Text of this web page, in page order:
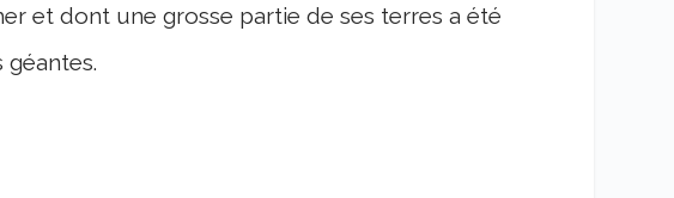
et dont une grosse partie de ses terres a été
géantes.